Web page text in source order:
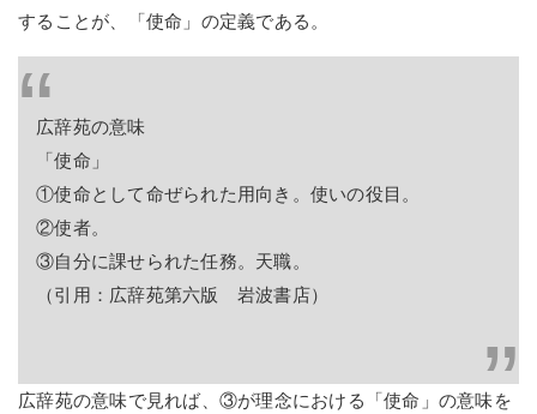
することが、「使命」の定義である。
広辞苑の意味
「使命」
①使命として命ぜられた用向き。使いの役目。
②使者。
③自分に課せられた任務。天職。
（引用：広辞苑第六版 岩波書店）
広辞苑の意味で見れば、③が理念における「使命」の意味を